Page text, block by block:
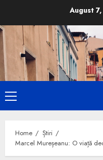
content
August
Primary
Menu
Home
Știri
Marcel Mureșeanu: O viață